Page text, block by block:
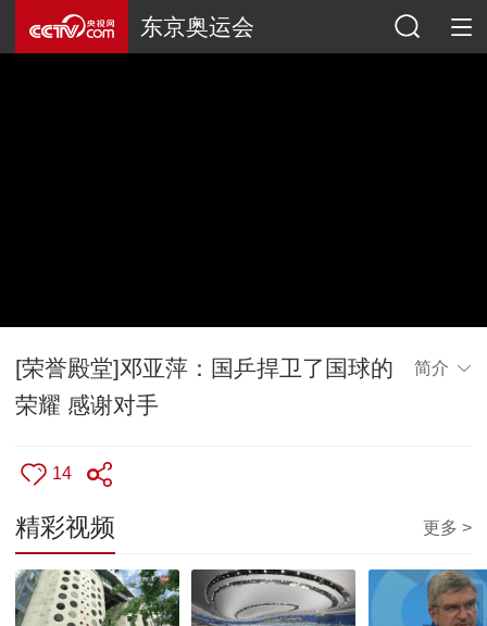
东京奥运会
[荣誉殿堂]邓亚萍：国乒捍卫了国球的
荣耀 感谢对手
简介
14
精彩视频 更多 >